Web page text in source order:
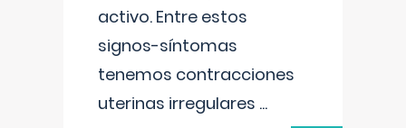
activo. Entre estos
signos-síntomas
tenemos contracciones
uterinas irregulares ...